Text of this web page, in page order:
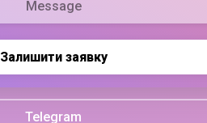
Залишити заявку
Telegram